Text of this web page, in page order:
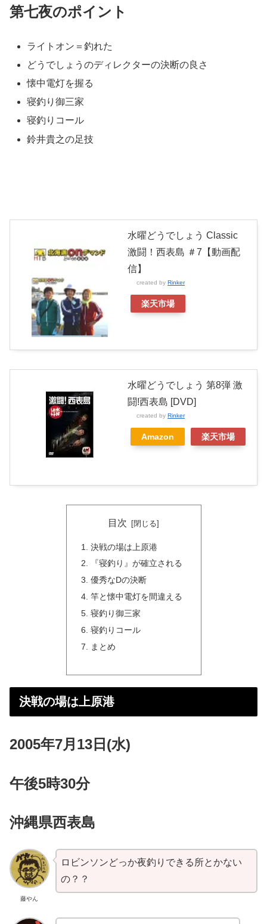
第七夜のポイント
ライトオン＝釣れた
どうでしょうのディレクターの決断の良さ
懐中電灯を握る
寝釣り御三家
寝釣りコール
鈴井貴之の足技
水曜どうでしょう Classic
激闘！西表島 ＃7【動画配
信】
created by Rinker
楽天市場
水曜どうでしょう 第8弾 激
闘!西表島 [DVD]
created by Rinker
Amazon 楽天市場
目次
決戦の場は上原港
『寝釣り』が確立される
優秀なDの決断
竿と懐中電灯を間違える
寝釣り御三家
寝釣りコール
まとめ
決戦の場は上原港
2005年7月13日(水)
午後5時30分
沖縄県西表島
藤やん
ロビンソンどっか夜釣りできる所とかない
の？？